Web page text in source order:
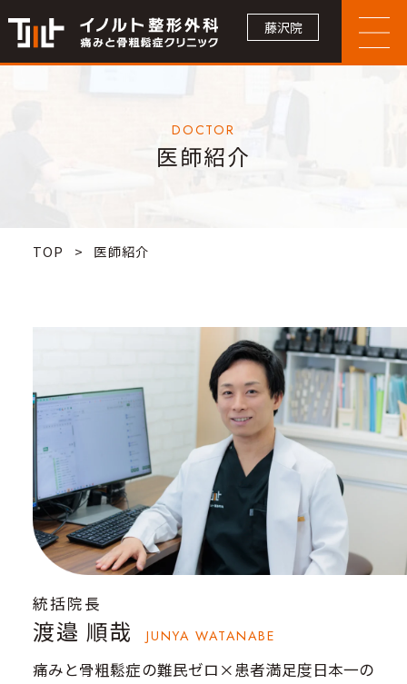
藤沢院
DOCTOR
医師紹介
TOP > 医師紹介
統括院長
渡邉 順哉 JUNYA WATANABE
痛みと骨粗鬆症の難民ゼロ×患者満足度日本一の